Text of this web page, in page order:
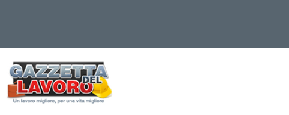
contenuto